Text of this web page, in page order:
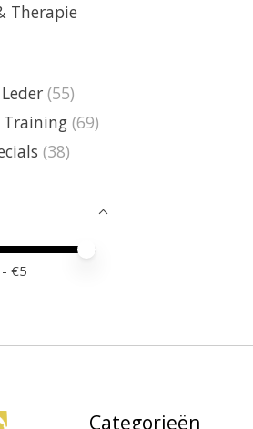
Therapie
(55)
Training (69)
(38)
value
- €5
Categorieën